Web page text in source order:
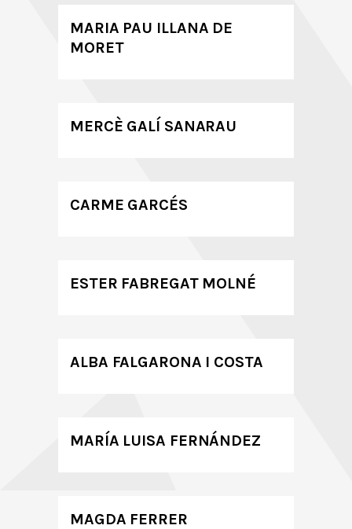
MARIA PAU ILLANA DE
MORET
MERCÈ GALÍ SANARAU
CARME GARCÉS
ESTER FABREGAT MOLNÉ
ALBA FALGARONA I COSTA
MARÍA LUISA FERNÁNDEZ
MAGDA FERRER